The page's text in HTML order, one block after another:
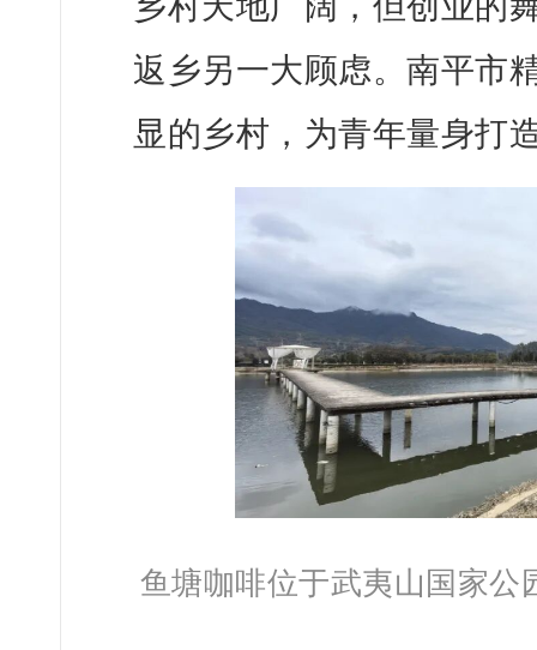
返乡另一大顾虑。南平市
显的乡村，为青年量身打
鱼塘咖啡位于武夷山国家